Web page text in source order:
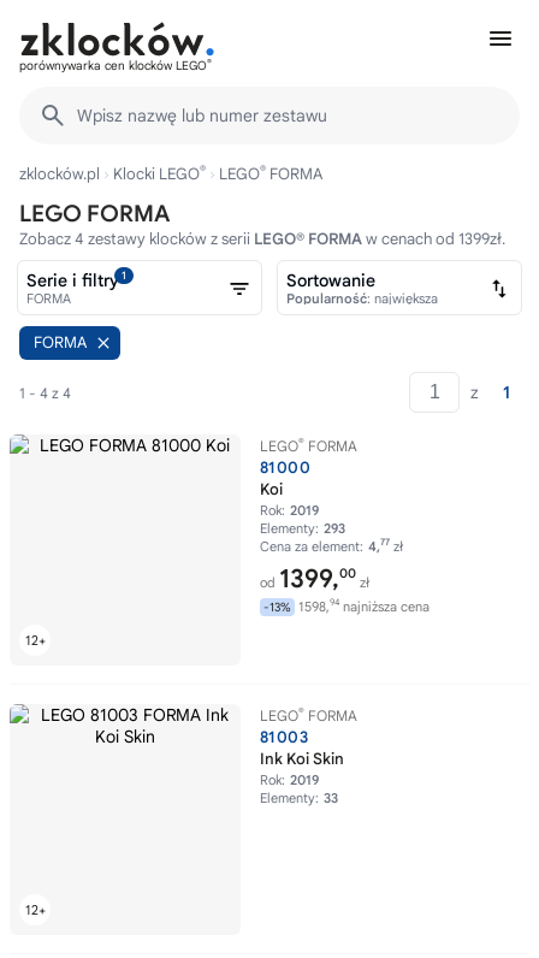
porównywarka cen klocków LEGO®
Wpisz nazwę lub numer zestawu
zklocków.pl Klocki LEGO® LEGO® FORMA
LEGO FORMA
Zobacz 4 zestawy klocków z serii LEGO® FORMAw cenach od 1399zł.
FORMA
1 - 4 z 4 z 1
LEGO® FORMA
81000
Koi
Rok: 2019
Elementy: 293
Cena za element: 4,77 zł
od 1399,00
zł
-13% 1598,94 najniższa cena
LEGO® FORMA
81003
Ink Koi Skin
Rok: 2019
Elementy: 33
Serie i filtry1
FORMA
Sortowanie
Popularność: największa